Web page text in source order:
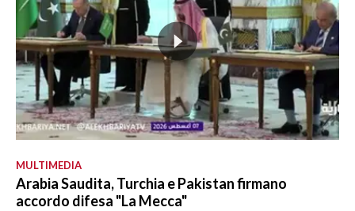
MULTIMEDIA
Arabia Saudita, Turchia e Pakistan firmano
accordo difesa "La Mecca"